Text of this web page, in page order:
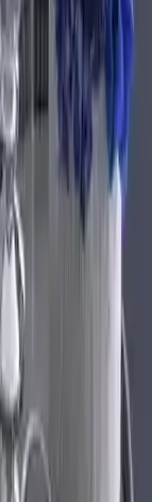
ürünleri özenle
davranmaları, ürün
hem de özel
Porselen Alfa 24
isteyenler için uygun
sofralarınıza zarif
çatlak ve kırık gibi
özen
Bu nedenle,
edilmesi ve
tavsiye
Yıl başına